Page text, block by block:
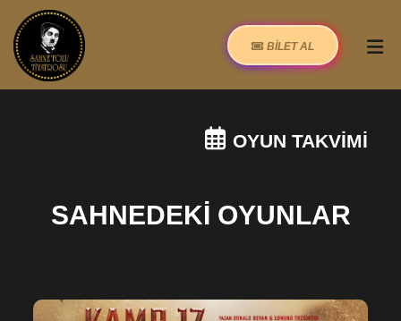
BİLET AL
OYUN TAKVİMİ
SAHNEDEKİ OYUNLAR